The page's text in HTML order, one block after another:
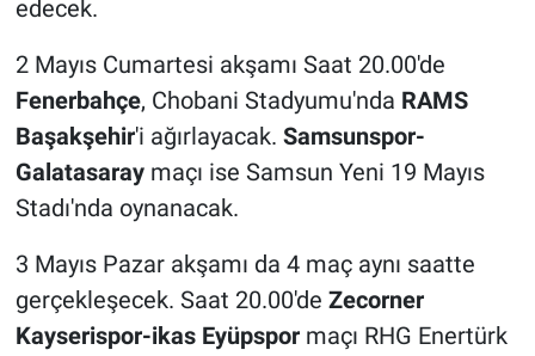
edecek.
2 Mayıs Cumartesi akşamı Saat 20.00'de
Fenerbahçe, Chobani Stadyumu'nda RAMS
Başakşehir'i ağırlayacak. Samsunspor-
Galatasaraymaçı ise Samsun Yeni 19 Mayıs
Stadı'nda oynanacak.
3 Mayıs Pazar akşamı da 4 maç aynı saatte
gerçekleşecek. Saat 20.00'de Zecorner
Kayserispor-ikas Eyüpspormaçı RHG Enertürk